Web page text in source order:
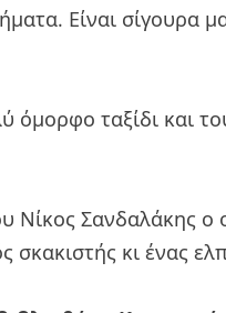
Είναι σίγουρα
ταξίδι και
Νίκος Σανδαλάκης ο
σκακιστής κι ένας